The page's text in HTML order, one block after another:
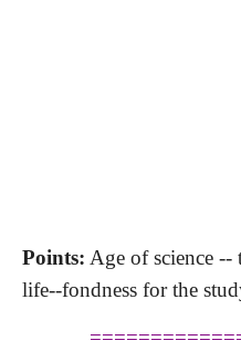
Points: Age of science --
life--fondness for the